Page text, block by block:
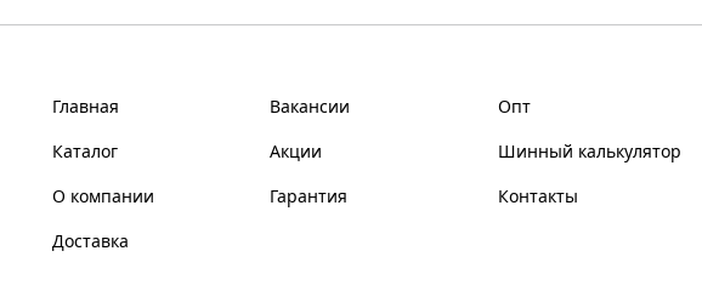
Главная
Каталог
О компании
Доставка
Вакансии
Акции
Гарантия
Опт
Шинный калькулятор
Контакты